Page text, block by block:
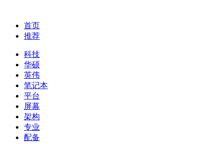
首页
推荐
科技
华硕
英伟
笔记本
平台
屏幕
架构
专业
配备